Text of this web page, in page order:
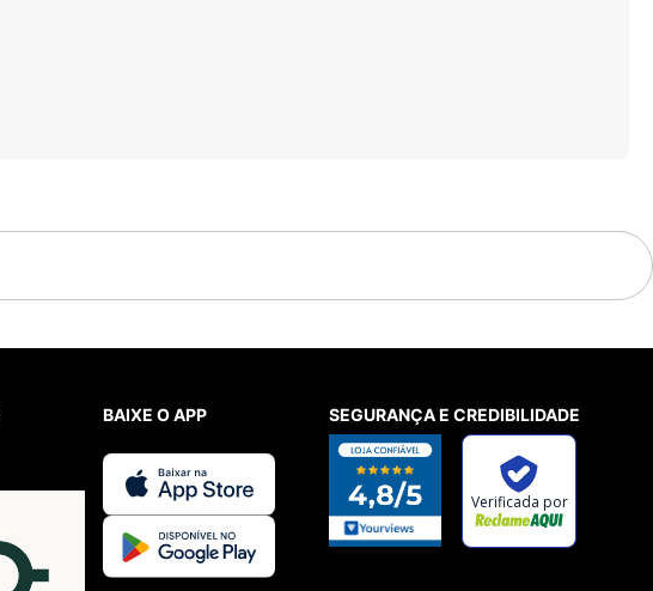
BAIXE O APP SEGURANÇA E CREDIBILIDADE